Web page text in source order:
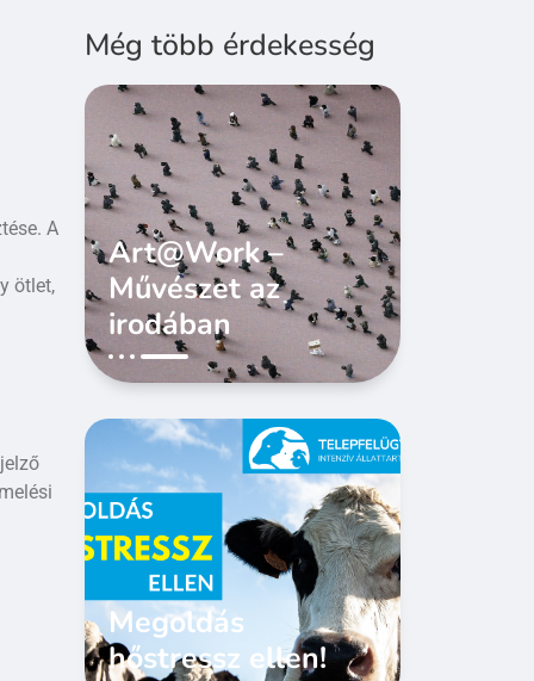
A
ötlet,
Még több érdekesség
Art@Work –
Művészet az
irodában
Megoldás
hőstressz ellen!